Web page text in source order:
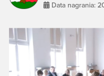
Data nagrania: